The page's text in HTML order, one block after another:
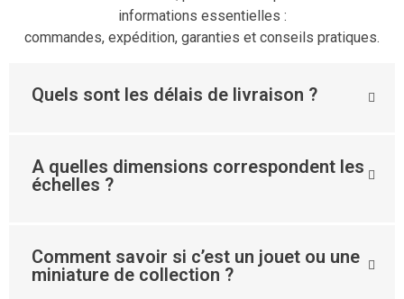
informations essentielles :
commandes, expédition, garanties et conseils pratiques.
Quels sont les délais de livraison ?
A quelles dimensions correspondent les
échelles ?
Comment savoir si c’est un jouet ou une
miniature de collection ?